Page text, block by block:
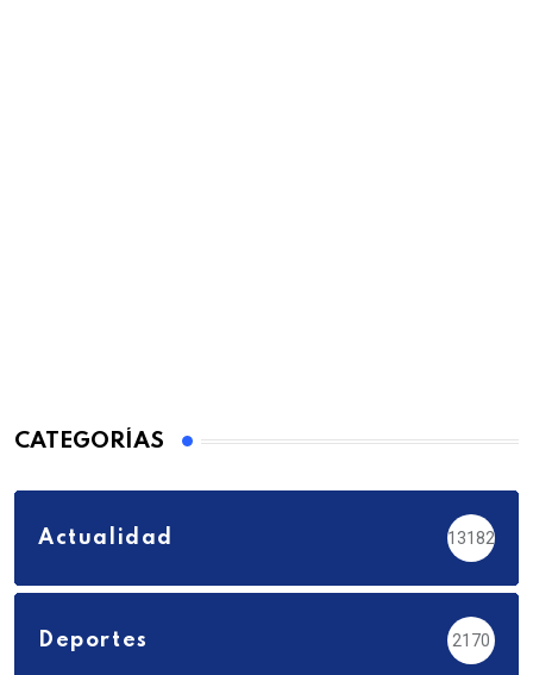
CATEGORÍAS
Actualidad 13182
Deportes 2170